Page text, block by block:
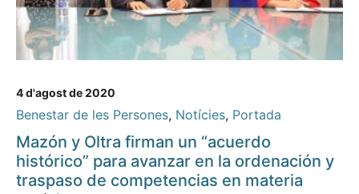
4 d'agost de 2020
Benestar de les Persones, Notícies, Portada
Mazón y Oltra firman un “acuerdo
histórico” para avanzar en la ordenación y
traspaso de competencias en materia